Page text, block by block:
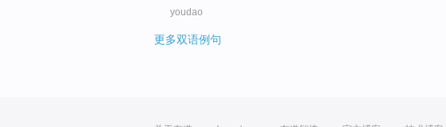
youdao
更多双语例句